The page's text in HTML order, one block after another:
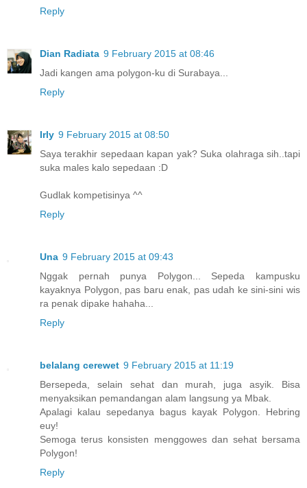
Reply
Dian Radiata 9 February 2015 at 08:46
Jadi kangen ama polygon-ku di Surabaya...
Reply
Irly 9 February 2015 at 08:50
Saya terakhir sepedaan kapan yak? Suka olahraga sih..tapi
suka males kalo sepedaan :D
Gudlak kompetisinya ^^
Reply
Una 9 February 2015 at 09:43
Nggak pernah punya Polygon... Sepeda kampusku
kayaknya Polygon, pas baru enak, pas udah ke sini-sini wis
ra penak dipake hahaha...
Reply
belalang cerewet 9 February 2015 at 11:19
Bersepeda, selain sehat dan murah, juga asyik. Bisa
menyaksikan pemandangan alam langsung ya Mbak.
Apalagi kalau sepedanya bagus kayak Polygon. Hebring
euy!
Semoga terus konsisten menggowes dan sehat bersama
Polygon!
Reply